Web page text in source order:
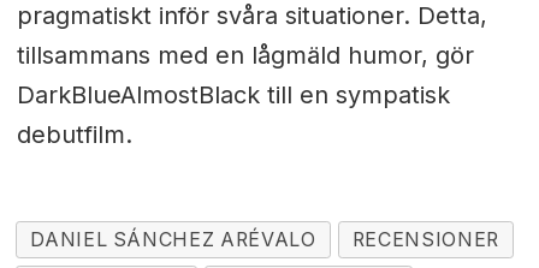
pragmatiskt inför svåra situationer. Detta,
tillsammans med en lågmäld humor, gör
DarkBlueAlmostBlack till en sympatisk
debutfilm.
DANIEL SÁNCHEZ ARÉVALO
RECENSIONER